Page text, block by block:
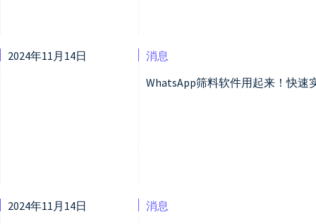
2024年11月14日
消息
WhatsApp筛料软件用起来！快速
2024年11月14日
消息